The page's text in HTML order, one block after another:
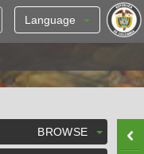
Language
BROWSE